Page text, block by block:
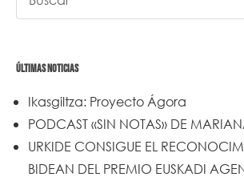
ÚLTIMAS NOTICIAS
Ikasgiltza: Proyecto Ágora
PODCAST «SIN NOTAS» DE
URKIDE CONSIGUE EL
BIDEAN DEL PREMIO EUSKADI